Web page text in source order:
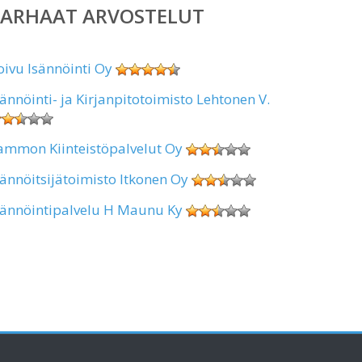
ARVOSTELUT
Isännöinti Oy
ja Kirjanpitotoimisto Lehtonen V.
Kiinteistöpalvelut Oy
Itkonen Oy
H Maunu Ky